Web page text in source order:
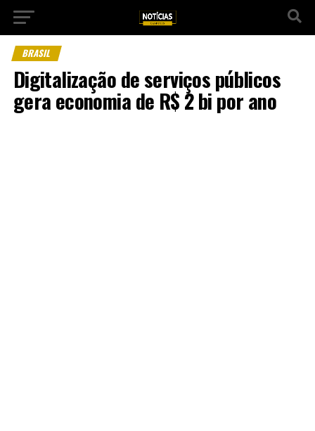
BRASIL
Digitalização de serviços públicos
gera economia de R$ 2 bi por ano